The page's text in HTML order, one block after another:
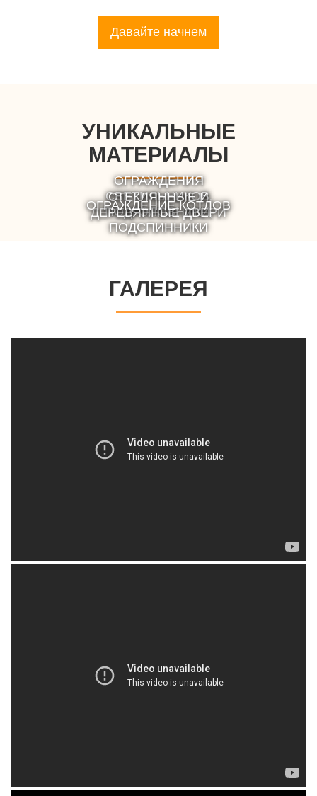
Давайте начнем
УНИКАЛЬНЫЕ
МАТЕРИАЛЫ
ОГРАЖДЕНИЯ
СВЕТИЛЬНИКОВ,
ПОДГОЛОВНИКИ,
ПОДСПИННИКИ
СТЕКЛЯННЫЕ И
ДЕРЕВЯННЫЕ ДВЕРИ
ОГРАЖДЕНИЕ КОТЛОВ
ГАЛЕРЕЯ